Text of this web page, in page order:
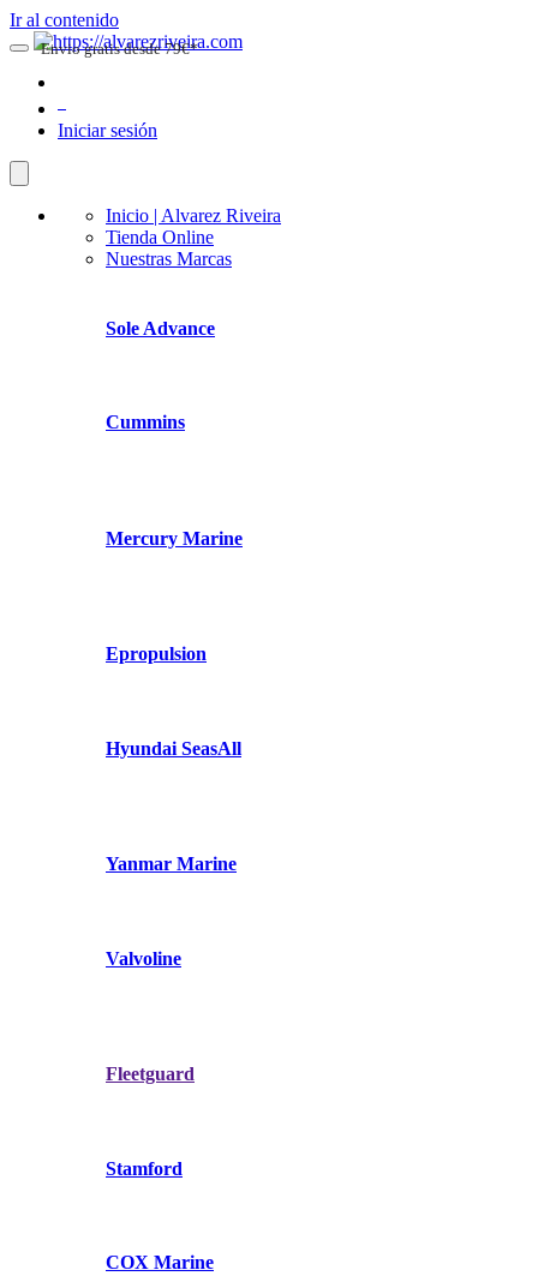
Ir al contenido
Iniciar sesión
Inicio | Alvarez Riveira
Tienda Online
Nuestras Marcas
Sole Advance
Cummins
Mercury Marine
Epropulsion
Hyundai SeasAll
Yanmar Marine
Valvoline
Fleetguard
Stamford
COX Marine
Envio gratis desde 79€*